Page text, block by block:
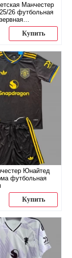
Манчестер
26 футбольная
Купить
Юнайтед
футбольная
Купить